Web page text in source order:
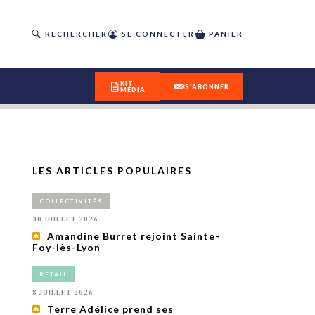
RECHERCHER SE CONNECTER PANIER
DÉCOUVREZ
OUR(S) #25 - ÉTÉ 2026
KIT
MÉDIA
S'ABONNER
LES ARTICLES POPULAIRES
COLLECTIVITÉS
30 JUILLET 2026
Amandine Burret rejoint Sainte-
Foy-lès-Lyon
RETAIL
8 JUILLET 2026
Terre Adélice prend ses